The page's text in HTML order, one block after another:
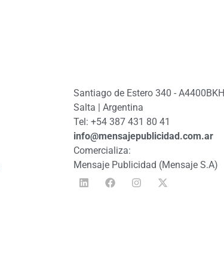
Santiago de Estero 340 - A4400BKH
Salta | Argentina
Tel: +54 387 431 80 41
info@mensajepublicidad.com.ar
Comercializa:
Mensaje Publicidad (Mensaje S.A)